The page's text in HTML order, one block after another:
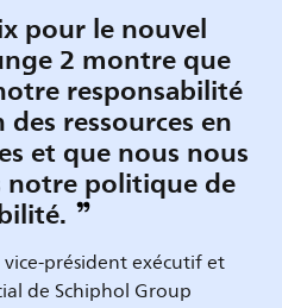
pour le nouvel
2 montre que
responsabilité
ressources en
et que nous nous
notre politique de
président exécutif et
de Schiphol Group